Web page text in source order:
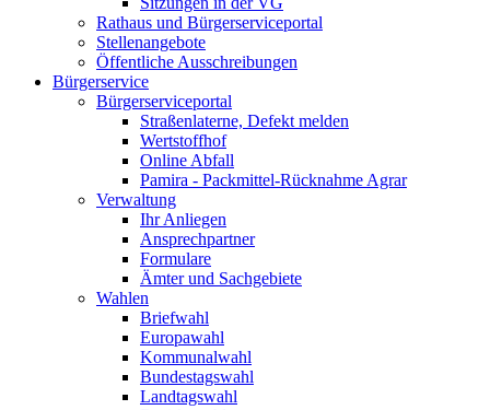
Rathaus und Bürgerserviceportal
Stellenangebote
Öffentliche Ausschreibungen
Bürgerservice
Bürgerserviceportal
Straßenlaterne, Defekt melden
Wertstoffhof
Online Abfall
Pamira - Packmittel-Rücknahme Agrar
Verwaltung
Ihr Anliegen
Ansprechpartner
Formulare
Ämter und Sachgebiete
Wahlen
Briefwahl
Europawahl
Kommunalwahl
Bundestagswahl
Landtagswahl